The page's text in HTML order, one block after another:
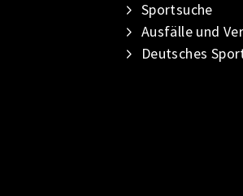
Sportsuche
Ausfälle und
Deutsches